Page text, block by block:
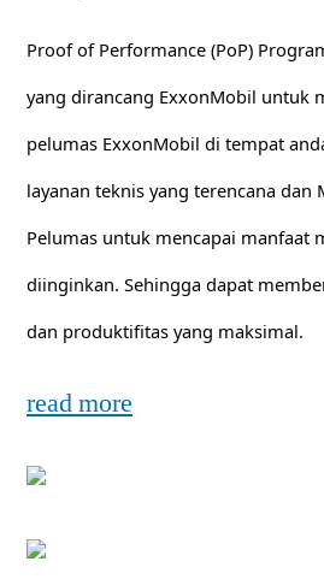
Proof of Performance (PoP)
yang dirancang ExxonMobil untuk
pelumas ExxonMobil di tempat
layanan teknis yang terencana dan
Pelumas untuk mencapai manfaat
diinginkan. Sehingga dapat
dan produktifitas yang maksimal.
read more